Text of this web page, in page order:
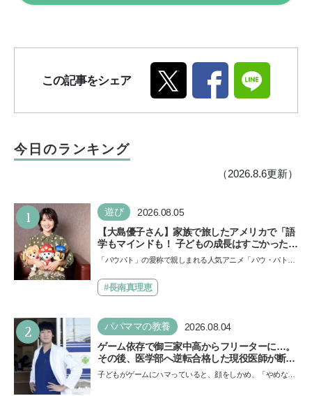
この記事をシェア
今日のランキング
（2026.8.6更新）
1 遊び 2026.08.05
【大島優子さん】家族で旅したアメリカで「語
学もマインドも！ 子どもの成長はすごかった」
声優をつとめた映画『パウ・パトロール ザ・ダ
できると子どもに知ってほしい
「パウパト」の愛称で親しまれる人気アニメ「パウ・パトロ
ザ…
#長南真理恵
2 パパママの教養 2026.08.04
ゲーム依存で御三家中高からフリーターに…。
その後、医学部へ逆転合格した現役医師が断言
「ゲームの経験が受験勉強に役立った」そう考
子どもがゲームにハマっていると、顔をしかめ、「やめなさ